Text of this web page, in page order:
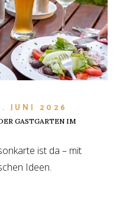
JUNI 2026
GASTGARTEN IM
ist da – mit
Ideen.